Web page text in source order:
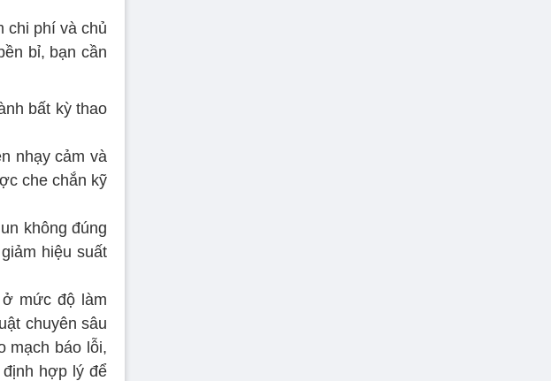
chi phí và chủ
bỉ, bạn cần
bất kỳ thao
nhạy cảm và
che chắn kỹ
không đúng
hiệu suất
mức độ làm
chuyên sâu
mạch báo lỗi,
hợp lý để